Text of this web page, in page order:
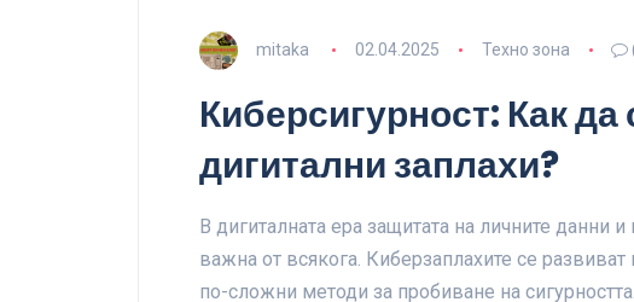
mitaka 02.04.2025 Техно зона
Киберсигурност: Как
дигитални заплахи?
В дигиталната ера защитата на личните данни
важна от всякога. Киберзаплахите се развиват
по-сложни методи за пробиване на